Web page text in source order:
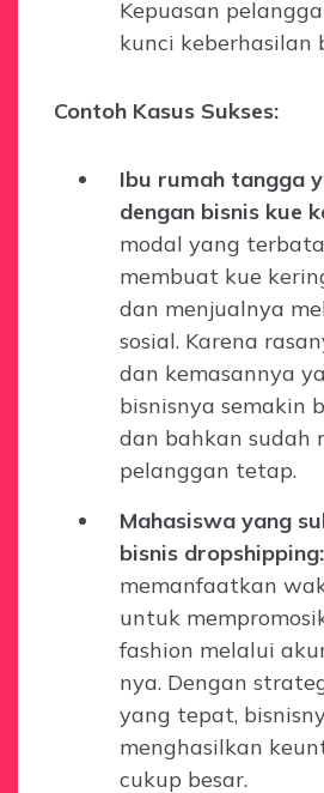
Kepuasan
kunci keberhasilan
Contoh Kasus Sukses:
Ibu rumah tangga
dengan bisnis kue
modal yang
membuat kue
dan menjualnya
sosial. Karena
dan kemasannya
bisnisnya semakin
dan bahkan sudah
pelanggan tetap.
Mahasiswa yang
bisnis dropshipping:
memanfaatkan
untuk
fashion melalui
nya. Dengan
yang tepat,
menghasilkan
cukup besar.